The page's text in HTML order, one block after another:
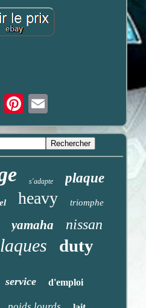
Email
s'adapte plaque
heavy triomphe
yamaha nissan
duty
service d'emploi